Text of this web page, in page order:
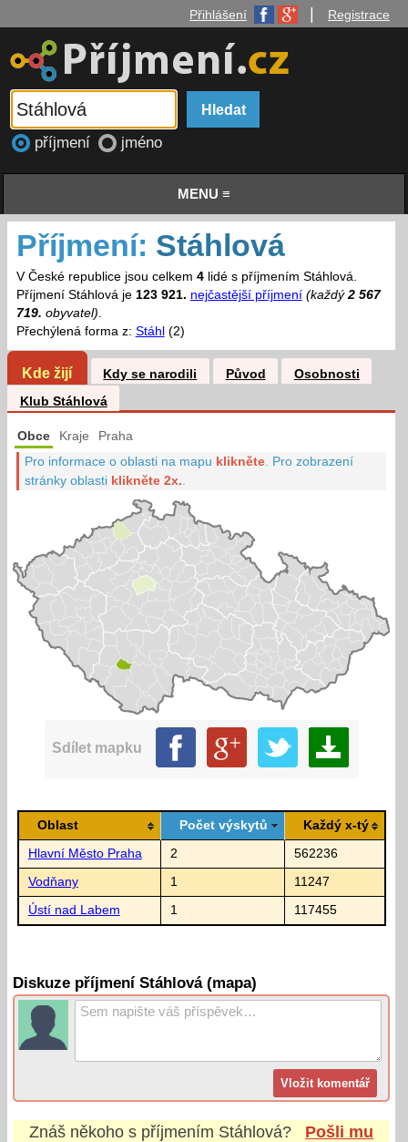
Přihlášení Registrace
příjmení jméno
MENU ≡
Příjmení: Stáhlová
V České republice jsou celkem 4lidé s příjmením Stáhlová.
Příjmení Stáhlová je 123 921. nejčastější příjmení (každý2 567
719. obyvatel).
Přechýlená forma z: Stáhl (2)
Kde žijí Kdy se narodili Původ
Osobnosti
Klub Stáhlová
Obce Kraje Praha
Pro informace o oblasti na mapu klikněte Pro zobrazení
stránky oblasti klikněte 2x.
Sdílet mapku
Oblast Počet výskytů Každý x-tý
Hlavní Město Praha 2 562236
Vodňany 1 11247
Ústí nad Labem 1 117455
Diskuze příjmení Stáhlová (mapa)
Znáš někoho s příjmením Stáhlová?
Pošli mu